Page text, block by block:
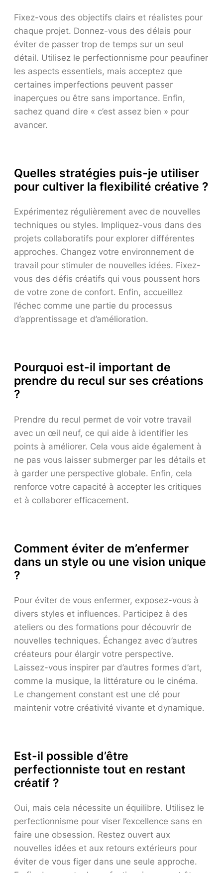
Fixez-vous des objectifs clairs et réalistes pour
chaque projet. Donnez-vous des délais pour
éviter de passer trop de temps sur un seul
détail. Utilisez le perfectionnisme pour peaufiner
les aspects essentiels, mais acceptez que
certaines imperfections peuvent passer
inaperçues ou être sans importance. Enfin,
sachez quand dire « c’est assez bien » pour
avancer.
Quelles stratégies puis-je utiliser
pour cultiver la flexibilité créative ?
Expérimentez régulièrement avec de nouvelles
techniques ou styles. Impliquez-vous dans des
projets collaboratifs pour explorer différentes
approches. Changez votre environnement de
travail pour stimuler de nouvelles idées. Fixez-
vous des défis créatifs qui vous poussent hors
de votre zone de confort. Enfin, accueillez
l’échec comme une partie du processus
d’apprentissage et d’amélioration.
Pourquoi est-il important de
prendre du recul sur ses créations
?
Prendre du recul permet de voir votre travail
avec un œil neuf, ce qui aide à identifier les
points à améliorer. Cela vous aide également à
ne pas vous laisser submerger par les détails et
à garder une perspective globale. Enfin, cela
renforce votre capacité à accepter les critiques
et à collaborer efficacement.
Comment éviter de m’enfermer
dans un style ou une vision unique
?
Pour éviter de vous enfermer, exposez-vous à
divers styles et influences. Participez à des
ateliers ou des formations pour découvrir de
nouvelles techniques. Échangez avec d’autres
créateurs pour élargir votre perspective.
Laissez-vous inspirer par d’autres formes d’art,
comme la musique, la littérature ou le cinéma.
Le changement constant est une clé pour
maintenir votre créativité vivante et dynamique.
Est-il possible d’être
perfectionniste tout en restant
créatif ?
Oui, mais cela nécessite un équilibre. Utilisez le
perfectionnisme pour viser l’excellence sans en
faire une obsession. Restez ouvert aux
nouvelles idées et aux retours extérieurs pour
éviter de vous figer dans une seule approche.